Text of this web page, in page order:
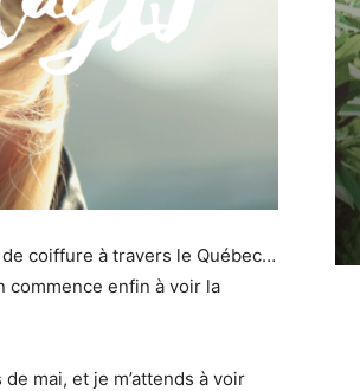
coiffure à travers le Québec…
commence enfin à voir la
mai, et je m’attends à voir